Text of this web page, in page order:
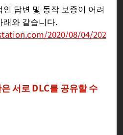
답변 및 동작 보증이 어려
래와 같습니다.
2020/08/04/202
서로 DLC를 공유할 수